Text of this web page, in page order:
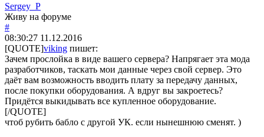
Sergey_P
Живу на форуме
#
08:30:27 11.12.2016
[QUOTE]viking пишет:
Зачем прослойка в виде вашего сервера? Напрягает эта мода
разработчиков, таскать мои данные через свой сервер. Это
даёт вам возможность вводить плату за передачу данных,
после покупки оборудования. А вдруг вы закроетесь?
Придётся выкидывать все купленное оборудование.
[/QUOTE]
чтоб рубить бабло с другой УК. если нынешнюю сменят. )